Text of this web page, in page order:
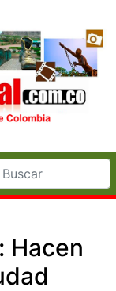
Hacen